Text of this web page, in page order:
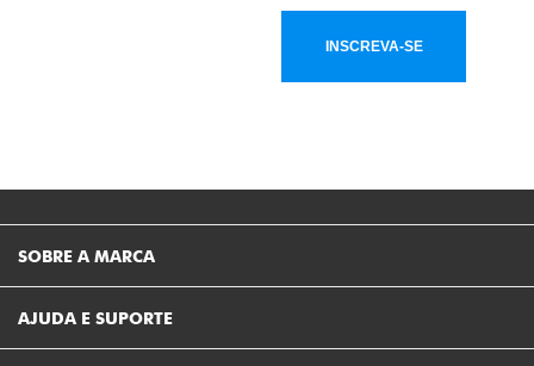
INSCREVA-SE
SOBRE A MARCA
AJUDA E SUPORTE